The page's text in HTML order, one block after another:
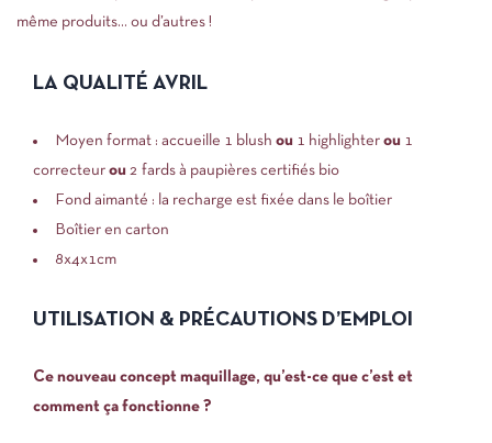
même produits… ou d’autres !
LA QUALITÉ AVRIL
Moyen format : accueille 1 blush ou 1 highlighter ou 1
correcteur ou 2 fards à paupières certifiés bio
Fond aimanté : la recharge est fixée dans le boîtier
Boîtier en carton
8x4x1cm
UTILISATION & PRÉCAUTIONS D’EMPLOI
Ce nouveau concept maquillage, qu’est-ce que c’est et
comment ça fonctionne ?